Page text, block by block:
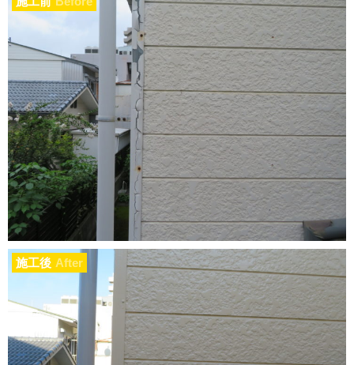
施工後 After